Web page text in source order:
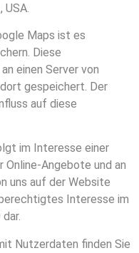
Maps ist es
Diese
einen Server von
gespeichert. Der
auf diese
im Interesse einer
Online-Angebote und an
uns auf der Website
Interesse im
Nutzerdaten finden Sie